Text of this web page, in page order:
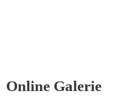
Online Galerie